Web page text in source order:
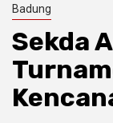
Badung
Sekda